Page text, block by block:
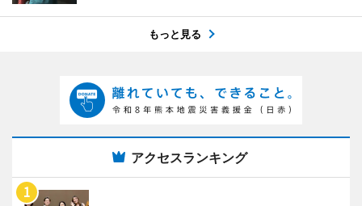
もっと見る
アクセスランキング